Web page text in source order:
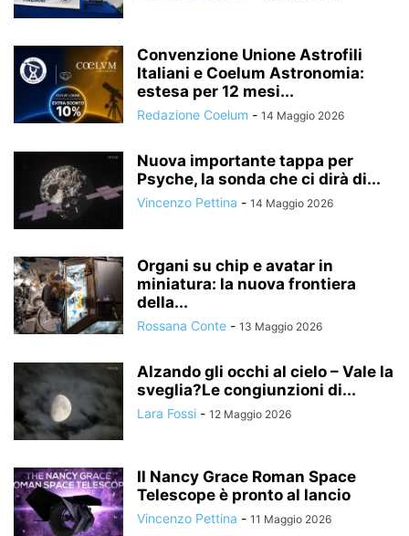
Convenzione Unione Astrofili
Italiani e Coelum Astronomia:
estesa per 12 mesi...
Redazione Coelum - 14 Maggio 2026
Nuova importante tappa per
Psyche, la sonda che ci dirà di...
Vincenzo Pettina - 14 Maggio 2026
Organi su chip e avatar in
miniatura: la nuova frontiera
della...
Rossana Conte - 13 Maggio 2026
Alzando gli occhi al cielo – Vale la
sveglia?Le congiunzioni di...
Lara Fossi - 12 Maggio 2026
Il Nancy Grace Roman Space
Telescope è pronto al lancio
Vincenzo Pettina - 11 Maggio 2026